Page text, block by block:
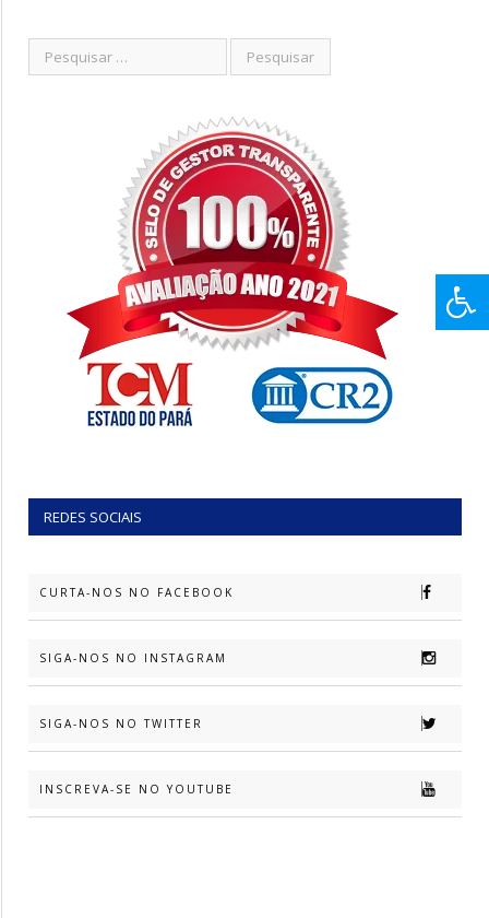
REDES SOCIAIS
CURTA-NOS NO FACEBOOK
SIGA-NOS NO INSTAGRAM
SIGA-NOS NO TWITTER
INSCREVA-SE NO YOUTUBE